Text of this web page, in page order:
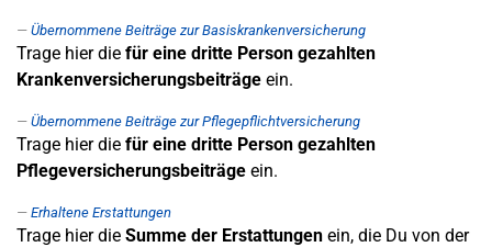
Übernommene Beiträge zur Basiskrankenversicherung
Trage hier die für eine dritte Person gezahlten
Krankenversicherungsbeiträge ein.
Übernommene Beiträge zur Pflegepflichtversicherung
Trage hier die für eine dritte Person gezahlten
Pflegeversicherungsbeiträge ein.
Erhaltene Erstattungen
Trage hier die Summe der Erstattungen ein, die Du von der